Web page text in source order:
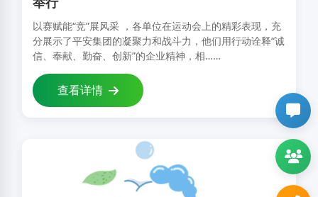
以赛赋能“竞”展风采 ，各单位在运动会上的精彩表现，充
分展示了平安集团的凝聚力和战斗力，他们用行动诠释“诚
信、奉献、勤奋、创新”的企业精神，相……
查看详情
血液病科
风湿病科 0311-86112971